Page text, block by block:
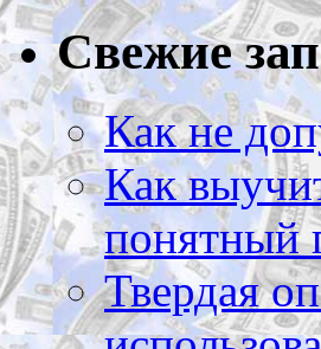
Свежие
Как не
Как
понятный
Твердая